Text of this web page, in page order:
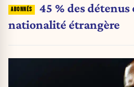
45 % des
nationalité étrangère